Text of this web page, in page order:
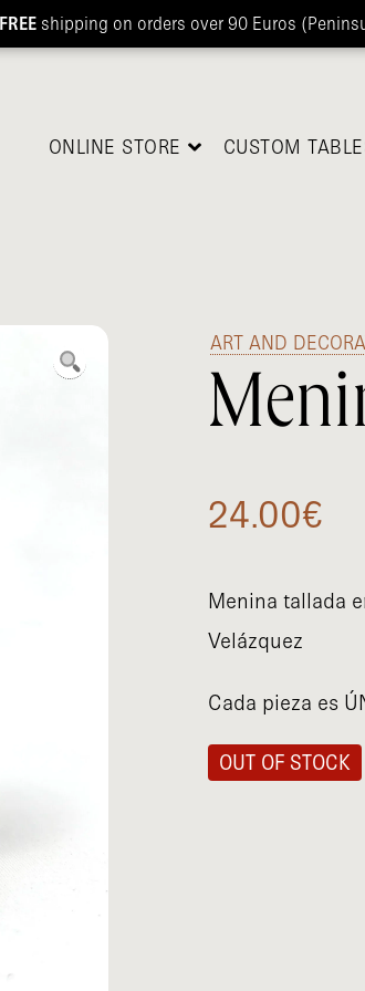
ONLINE STORE CUSTOM
ART AND
24.00€
Menina tallada
Velázquez
Cada pieza es
OUT OF STOCK
FREE shipping on orders over 90 Euros